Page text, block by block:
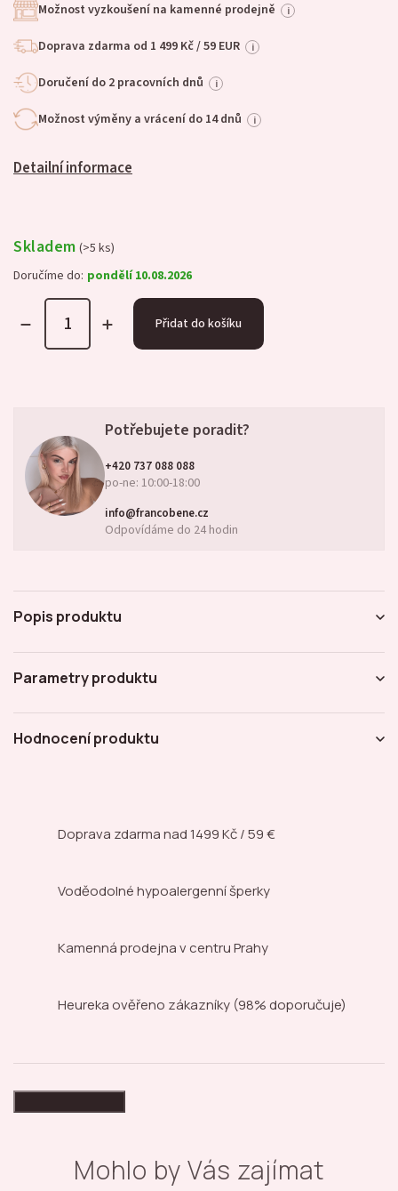
Možnost vyzkoušení na kamenné prodejně i
Doprava zdarma od 1 499 Kč / 59 EUR i
Doručení do 2 pracovních dnů i
Možnost výměny a vrácení do 14 dnů i
Detailní informace
Skladem (>5 ks)
Doručíme do: pondělí 10.08.2026
Přidat do košíku
Potřebujete poradit?
+420 737 088 088
po-ne: 10:00-18:00
info@francobene.cz
Odpovídáme do 24 hodin
Popis produktu
Parametry produktu
Hodnocení produktu
Doprava zdarma nad1499 Kč / 59 €
Voděodolné hypoalergenní šperky
Kamenná prodejnav centru Prahy
Heureka ověřeno zákazníky (98% doporučuje)
Mohlo by Vás zajímat